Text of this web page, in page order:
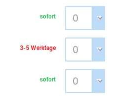
sofort
3-5 Werktage
sofort